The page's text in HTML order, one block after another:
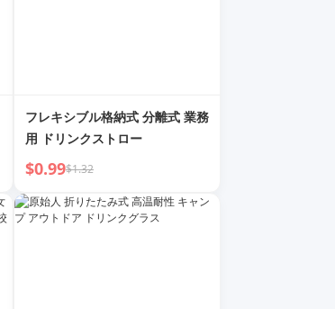
フレキシブル格納式 分離式 業務
用 ドリンクストロー
$0.99$1.32